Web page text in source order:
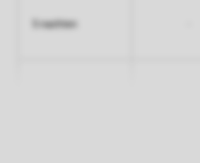
5 nachten